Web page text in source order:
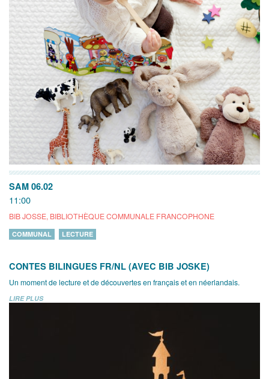
SAM 06.02
11:00
BIB JOSSE, BIBLIOTHÈQUE COMMUNALE FRANCOPHONE
COMMUNAL LECTURE
CONTES BILINGUES FR/NL (AVEC BIB JOSKE)
Un moment de lecture et de découvertes en français et en néerlandais.
LIRE PLUS